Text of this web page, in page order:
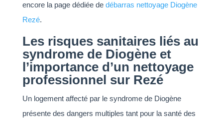
encore la page dédiée de débarras nettoyage Diogène
Rezé.
Les risques sanitaires liés au
syndrome de Diogène et
l’importance d’un nettoyage
professionnel sur Rezé
Un logement affecté par le syndrome de Diogène
présente des dangers multiples tant pour la santé des